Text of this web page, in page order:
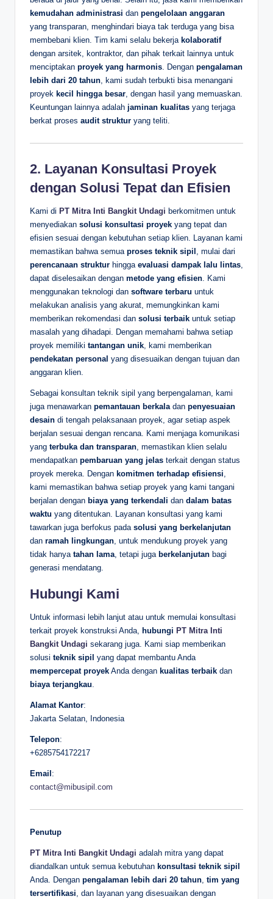
kemudahan administrasi dan pengelolaan anggaran
yang transparan, menghindari biaya tak terduga yang bisa
membebani klien. Tim kami selalu bekerja kolaboratif
dengan arsitek, kontraktor, dan pihak terkait lainnya untuk
menciptakan proyek yang harmonis . Dengan pengalaman
lebih dari 20 tahun , kami sudah terbukti bisa menangani
proyek kecil hingga besar , dengan hasil yang memuaskan.
Keuntungan lainnya adalah jaminan kualitas yang terjaga
berkat proses audit struktur yang teliti.
2. Layanan Konsultasi Proyek
dengan Solusi Tepat dan Efisien
Kami di PT Mitra Inti Bangkit Undagi berkomitmen untuk
menyediakan solusi konsultasi proyek yang tepat dan
efisien sesuai dengan kebutuhan setiap klien. Layanan kami
memastikan bahwa semua proses teknik sipil
, mulai dari
perencanaan struktur hingga evaluasi dampak lalu lintas
dapat diselesaikan dengan metode yang efisien . Kami
menggunakan teknologi dan software terbaru untuk
melakukan analisis yang akurat, memungkinkan kami
memberikan rekomendasi dan solusi terbaik untuk setiap
masalah yang dihadapi. Dengan memahami bahwa setiap
proyek memiliki tantangan unik , kami memberikan
pendekatan personal yang disesuaikan dengan tujuan dan
anggaran klien.
Sebagai konsultan teknik sipil yang berpengalaman, kami
juga menawarkan pemantauan berkala dan penyesuaian
desain di tengah pelaksanaan proyek, agar setiap aspek
berjalan sesuai dengan rencana. Kami menjaga komunikasi
yang terbuka dan transparan , memastikan klien selalu
mendapatkan pembaruan yang jelas terkait dengan status
proyek mereka. Dengan komitmen terhadap efisiensi
kami memastikan bahwa setiap proyek yang kami tangani
berjalan dengan biaya yang terkendali dan dalam batas
waktu yang ditentukan. Layanan konsultasi yang kami
tawarkan juga berfokus pada solusi yang berkelanjutan
dan ramah lingkungan , untuk mendukung proyek yang
tidak hanya tahan lama , tetapi juga berkelanjutan bagi
generasi mendatang.
Hubungi Kami
Untuk informasi lebih lanjut atau untuk memulai konsultasi
terkait proyek konstruksi Anda,
hubungi PT Mitra Inti
Bangkit Undagi sekarang juga. Kami siap memberikan
solusi teknik sipil yang dapat membantu Anda
mempercepat proyek Anda dengan kualitas terbaik dan
biaya terjangkau
Alamat Kantor:
Jakarta Selatan, Indonesia
Telepon:
+6285754172217
Email :
contact@mibusipil.com
Penutup
PT Mitra Inti Bangkit Undagi adalah mitra yang dapat
diandalkan untuk semua kebutuhan konsultasi teknik sipil
Anda. Dengan pengalaman lebih dari 20 tahun, tim yang
tersertifikasi, dan layanan yang disesuaikan dengan